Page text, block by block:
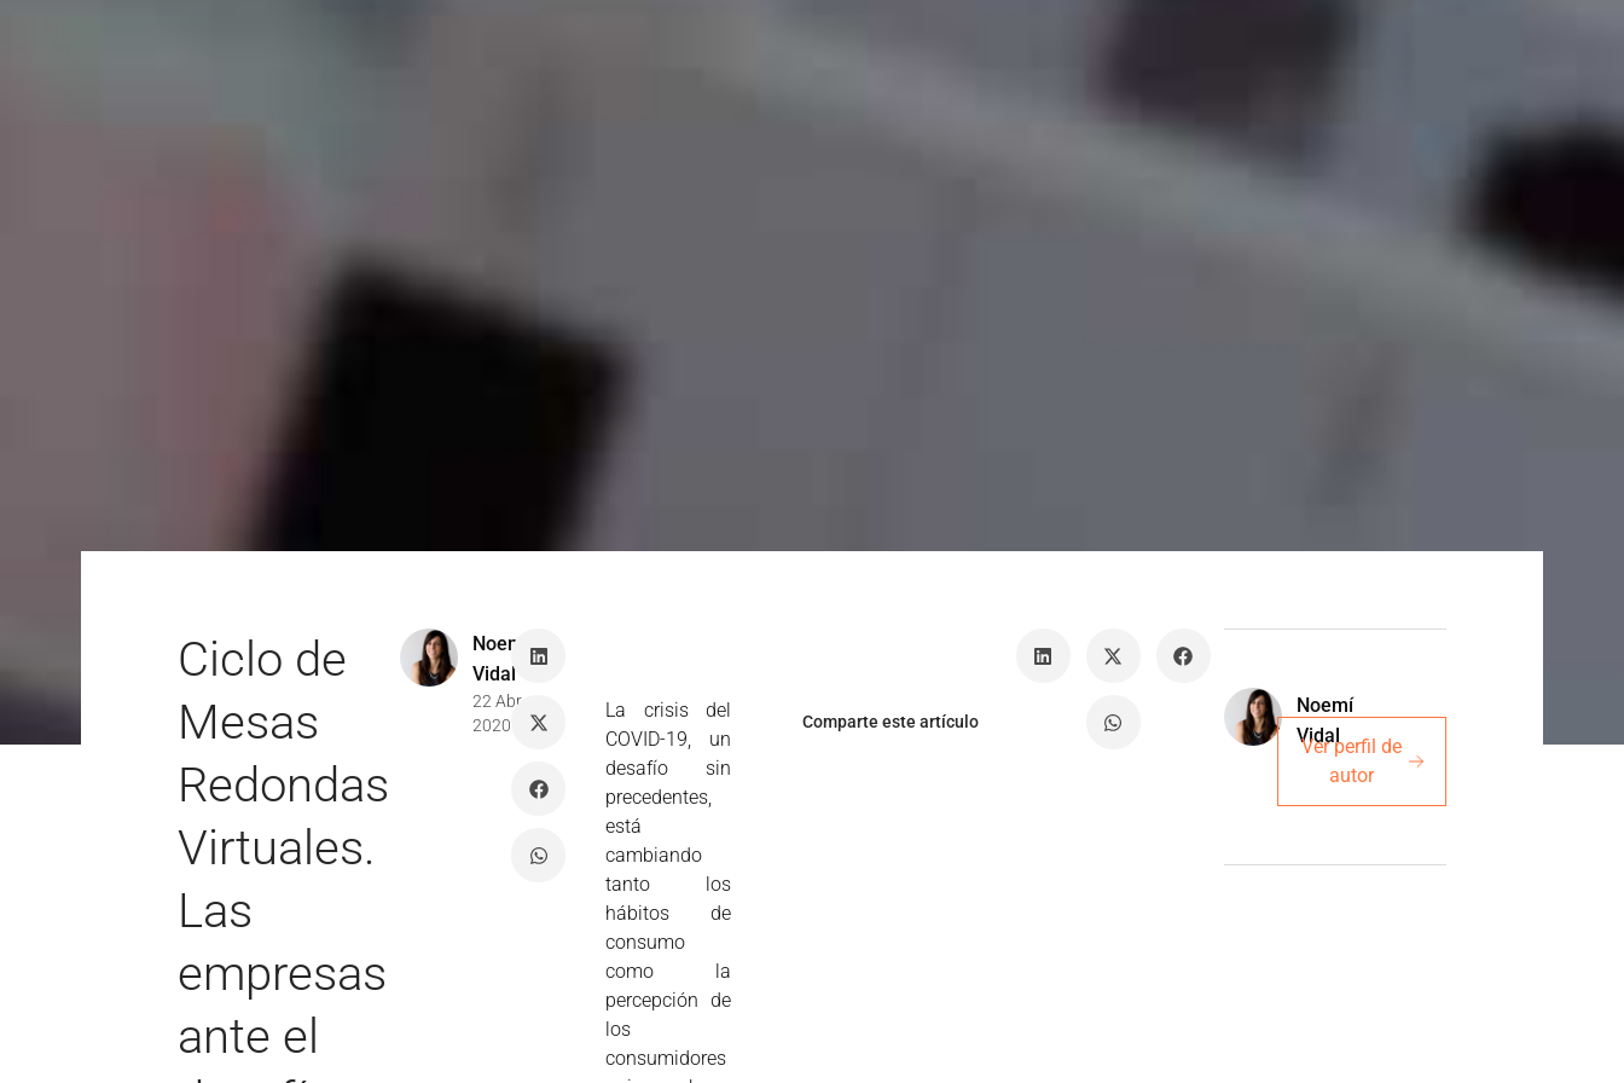
Ciclo de
Mesas
Redondas
Virtuales.
Las
empresas
ante el
Noemí
Vidal
22 Abr
2020
La crisis del
COVID-19, un
desafío sin
precedentes,
está
cambiando
tanto los
hábitos de
consumo
como la
percepción de
los
consumidores
Comparte este artículo
Noemí
Vidal
Ver perfil de
autor